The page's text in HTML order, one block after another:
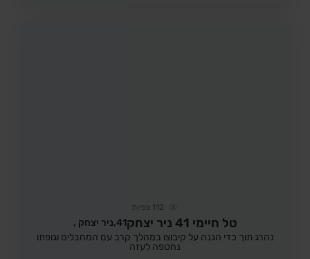
112 צפיות
טל חיימי 41 ניר יצחק 41, ניר יצחק ,
נהרג תוך כדי הגנה על קיבוצו במהלך קרב עם המחבלים וגופתו
נחטפה לעזה